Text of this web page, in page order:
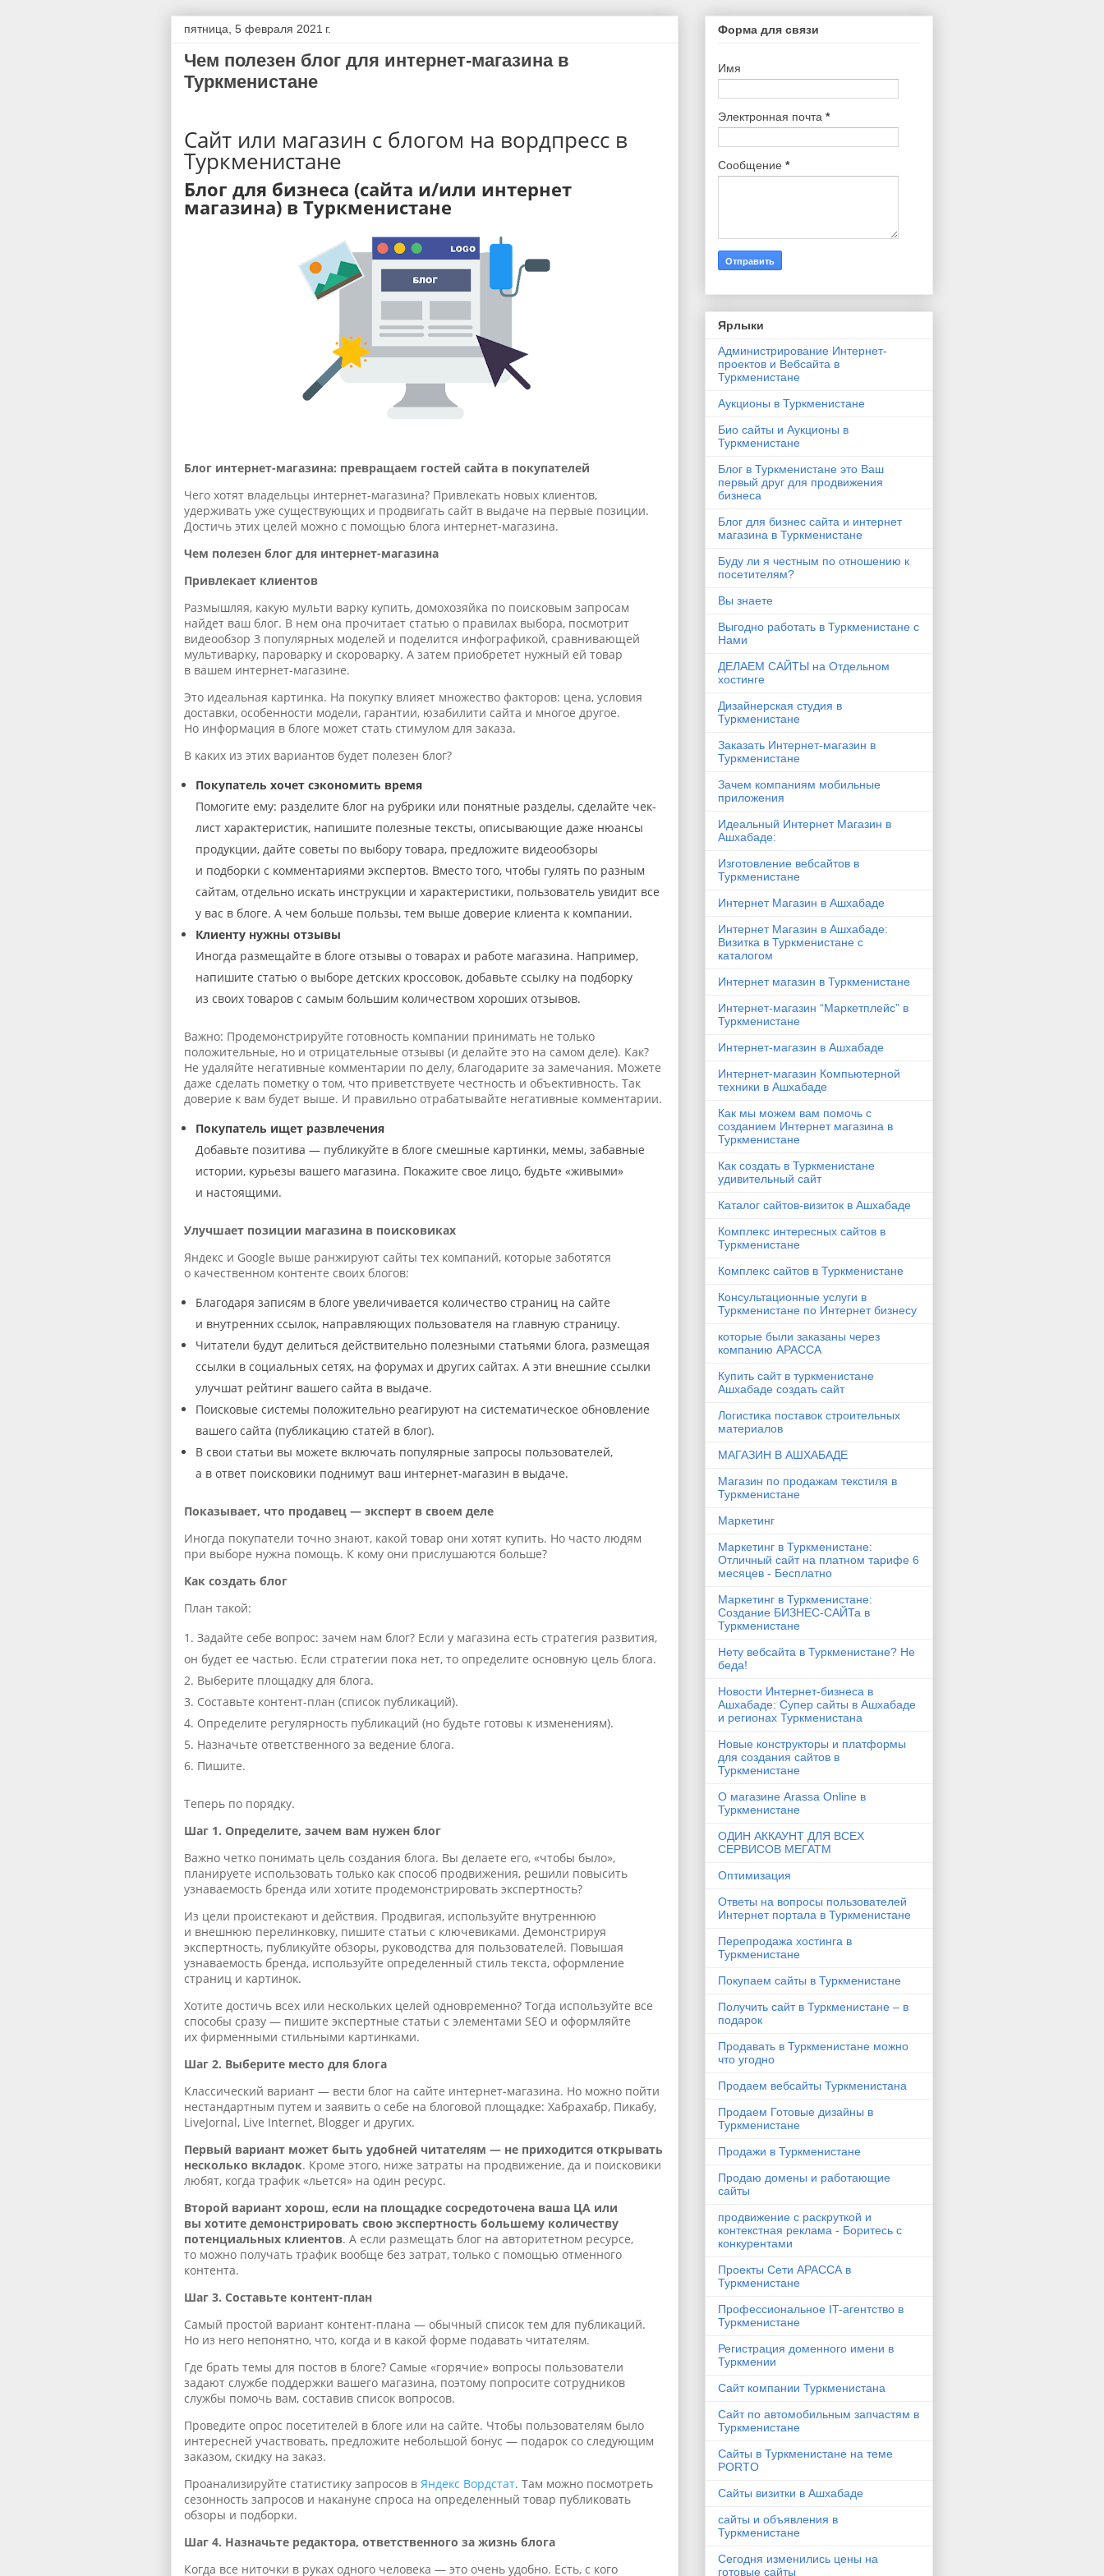
пятница, 5 февраля 2021 г.
Чем полезен блог для интернет-магазина в
Туркменистане
Сайт или магазин с блогом на вордпресс в
Туркменистане
Блог для бизнеса (сайта и/или интернет
магазина) в Туркменистане
Блог интернет-магазина: превращаем гостей сайта в покупателей
Чего хотят владельцы интернет-магазина? Привлекать новых клиентов,
удерживать уже существующих и продвигать сайт в выдаче на первые позиции.
Достичь этих целей можно с помощью блога интернет-магазина.
Чем полезен блог для интернет-магазина
Привлекает клиентов
Размышляя, какую мульти варку купить, домохозяйка по поисковым запросам
найдет ваш блог. В нем она прочитает статью о правилах выбора, посмотрит
видеообзор 3 популярных моделей и поделится инфографикой, сравнивающей
мультиварку, пароварку и скороварку. А затем приобретет нужный ей товар
в вашем интернет-магазине.
Это идеальная картинка. На покупку влияет множество факторов: цена, условия
доставки, особенности модели, гарантии, юзабилити сайта и многое другое.
Но информация в блоге может стать стимулом для заказа.
В каких из этих вариантов будет полезен блог?
Покупатель хочет сэкономить время
Помогите ему: разделите блог на рубрики или понятные разделы, сделайте чек-
лист характеристик, напишите полезные тексты, описывающие даже нюансы
продукции, дайте советы по выбору товара, предложите видеообзоры
и подборки с комментариями экспертов. Вместо того, чтобы гулять по разным
сайтам, отдельно искать инструкции и характеристики, пользователь увидит все
у вас в блоге. А чем больше пользы, тем выше доверие клиента к компании.
Клиенту нужны отзывы
Иногда размещайте в блоге отзывы о товарах и работе магазина. Например,
напишите статью о выборе детских кроссовок, добавьте ссылку на подборку
из своих товаров с самым большим количеством хороших отзывов.
Важно: Продемонстрируйте готовность компании принимать не только
положительные, но и отрицательные отзывы (и делайте это на самом деле). Как?
Не удаляйте негативные комментарии по делу, благодарите за замечания. Можете
даже сделать пометку о том, что приветствуете честность и объективность. Так
доверие к вам будет выше. И правильно отрабатывайте негативные комментарии.
Покупатель ищет развлечения
Добавьте позитива — публикуйте в блоге смешные картинки, мемы, забавные
истории, курьезы вашего магазина. Покажите свое лицо, будьте «живыми»
и настоящими.
Улучшает позиции магазина в поисковиках
Яндекс и Google выше ранжируют сайты тех компаний, которые заботятся
о качественном контенте своих блогов:
Благодаря записям в блоге увеличивается количество страниц на сайте
и внутренних ссылок, направляющих пользователя на главную страницу.
Читатели будут делиться действительно полезными статьями блога, размещая
ссылки в социальных сетях, на форумах и других сайтах. А эти внешние ссылки
улучшат рейтинг вашего сайта в выдаче.
Поисковые системы положительно реагируют на систематическое обновление
вашего сайта (публикацию статей в блог).
В свои статьи вы можете включать популярные запросы пользователей,
а в ответ поисковики поднимут ваш интернет-магазин в выдаче.
Показывает, что продавец — эксперт в своем деле
Иногда покупатели точно знают, какой товар они хотят купить. Но часто людям
при выборе нужна помощь. К кому они прислушаются больше?
Как создать блог
План такой:
Задайте себе вопрос: зачем нам блог? Если у магазина есть стратегия развития,
он будет ее частью. Если стратегии пока нет, то определите основную цель блога.
Выберите площадку для блога.
Составьте контент-план (список публикаций).
Определите регулярность публикаций (но будьте готовы к изменениям).
Назначьте ответственного за ведение блога.
Пишите.
Теперь по порядку.
Шаг 1. Определите, зачем вам нужен блог
Важно четко понимать цель создания блога. Вы делаете его, «чтобы было»,
планируете использовать только как способ продвижения, решили повысить
узнаваемость бренда или хотите продемонстрировать экспертность?
Из цели проистекают и действия. Продвигая, используйте внутреннюю
и внешнюю перелинковку, пишите статьи с ключевиками. Демонстрируя
экспертность, публикуйте обзоры, руководства для пользователей. Повышая
узнаваемость бренда, используйте определенный стиль текста, оформление
страниц и картинок.
Хотите достичь всех или нескольких целей одновременно? Тогда используйте все
способы сразу — пишите экспертные статьи с элементами SEO и оформляйте
их фирменными стильными картинками.
Шаг 2. Выберите место для блога
Классический вариант — вести блог на сайте интернет-магазина. Но можно пойти
нестандартным путем и заявить о себе на блоговой площадке: Хабрахабр, Пикабу,
LiveJornal, Live Internet, Blogger и других.
Первый вариант может быть удобней читателям — не приходится открывать
несколько вкладок. Кроме этого, ниже затраты на продвижение, да и поисковики
любят, когда трафик «льется» на один ресурс.
Второй вариант хорош, если на площадке сосредоточена ваша ЦА или
вы хотите демонстрировать свою экспертность большему количеству
потенциальных клиентов. А если размещать блог на авторитетном ресурсе,
то можно получать трафик вообще без затрат, только с помощью отменного
контента.
Шаг 3. Составьте контент-план
Самый простой вариант контент-плана — обычный список тем для публикаций.
Но из него непонятно, что, когда и в какой форме подавать читателям.
Где брать темы для постов в блоге? Самые «горячие» вопросы пользователи
задают службе поддержки вашего магазина, поэтому попросите сотрудников
службы помочь вам, составив список вопросов.
Проведите опрос посетителей в блоге или на сайте. Чтобы пользователям было
интересней участвовать, предложите небольшой бонус — подарок со следующим
заказом, скидку на заказ.
Проанализируйте статистику запросов в Яндекс Вордстат. Там можно посмотреть
сезонность запросов и накануне спроса на определенный товар публиковать
обзоры и подборки.
Шаг 4. Назначьте редактора, ответственного за жизнь блога
Когда все ниточки в руках одного человека — это очень удобно. Есть, с кого
Форма для связи
Имя
Электронная почта *
Сообщение *
Ярлыки
Администрирование Интернет-
проектов и Вебсайта в
Туркменистане
Аукционы в Туркменистане
Био сайты и Аукционы в
Туркменистане
Блог в Туркменистане это Ваш
первый друг для продвижения
бизнеса
Блог для бизнес сайта и интернет
магазина в Туркменистане
Буду ли я честным по отношению к
посетителям?
Вы знаете
Выгодно работать в Туркменистане с
Нами
ДЕЛАЕМ САЙТЫ на Отдельном
хостинге
Дизайнерская студия в
Туркменистане
Заказать Интернет-магазин в
Туркменистане
Зачем компаниям мобильные
приложения
Идеальный Интернет Магазин в
Ашхабаде:
Изготовление вебсайтов в
Туркменистане
Интернет Магазин в Ашхабаде
Интернет Магазин в Ашхабаде:
Визитка в Туркменистане с
каталогом
Интернет магазин в Туркменистане
Интернет-магазин “Маркетплейс” в
Туркменистане
Интернет-магазин в Ашхабаде
Интернет-магазин Компьютерной
техники в Ашхабаде
Как мы можем вам помочь с
созданием Интернет магазина в
Туркменистане
Как создать в Туркменистане
удивительный сайт
Каталог сайтов-визиток в Ашхабаде
Комплекс интересных сайтов в
Туркменистане
Комплекс сайтов в Туркменистане
Консультационные услуги в
Туркменистане по Интернет бизнесу
которые были заказаны через
компанию АРАССА
Купить сайт в туркменистане
Ашхабаде создать сайт
Логистика поставок строительных
материалов
МАГАЗИН В АШХАБАДЕ
Магазин по продажам текстиля в
Туркменистане
Маркетинг
Маркетинг в Туркменистане:
Отличный сайт на платном тарифе 6
месяцев - Бесплатно
Маркетинг в Туркменистане:
Создание БИЗНЕС-САЙТа в
Туркменистане
Нету вебсайта в Туркменистане? Не
беда!
Новости Интернет-бизнеса в
Ашхабаде: Супер сайты в Ашхабаде
и регионах Туркменистана
Новые конструкторы и платформы
для создания сайтов в
Туркменистане
О магазине Arassa Online в
Туркменистане
ОДИН АККАУНТ ДЛЯ ВСЕХ
СЕРВИСОВ МЕГАТМ
Оптимизация
Ответы на вопросы пользователей
Интернет портала в Туркменистане
Перепродажа хостинга в
Туркменистане
Покупаем сайты в Туркменистане
Получить сайт в Туркменистане – в
подарок
Продавать в Туркменистане можно
что угодно
Продаем вебсайты Туркменистана
Продаем Готовые дизайны в
Туркменистане
Продажи в Туркменистане
Продаю домены и работающие
сайты
продвижение с раскруткой и
контекстная реклама - Боритесь с
конкурентами
Проекты Сети АРАССА в
Туркменистане
Профессиональное IT-агентство в
Туркменистане
Регистрация доменного имени в
Туркмении
Сайт компании Туркменистана
Сайт по автомобильным запчастям в
Туркменистане
Сайты в Туркменистане на теме
PORTO
Сайты визитки в Ашхабаде
сайты и объявления в
Туркменистане
Сегодня изменились цены на
готовые сайты